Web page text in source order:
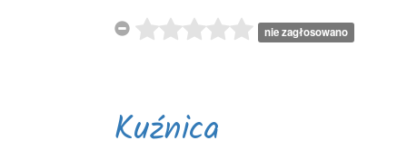
nie zagłosowano
Kuźnica